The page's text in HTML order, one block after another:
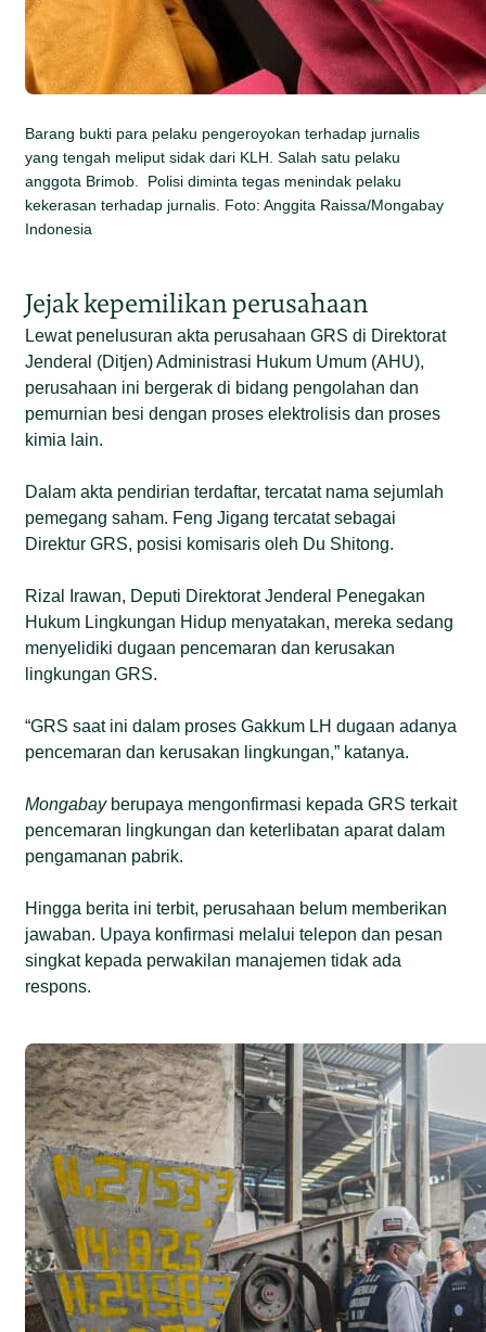
Barang bukti para pelaku pengeroyokan terhadap jurnalis
yang tengah meliput sidak dari KLH. Salah satu pelaku
anggota Brimob. Polisi diminta tegas menindak pelaku
kekerasan terhadap jurnalis. Foto: Anggita Raissa/Mongabay
Indonesia
Jejak kepemilikan perusahaan
Lewat penelusuran akta perusahaan GRS di Direktorat
Jenderal (Ditjen) Administrasi Hukum Umum (AHU),
perusahaan ini bergerak di bidang pengolahan dan
pemurnian besi dengan proses elektrolisis dan proses
kimia lain.
Dalam akta pendirian terdaftar, tercatat nama sejumlah
pemegang saham. Feng Jigang tercatat sebagai
Direktur GRS, posisi komisaris oleh Du Shitong.
Rizal Irawan, Deputi Direktorat Jenderal Penegakan
Hukum Lingkungan Hidup menyatakan, mereka sedang
menyelidiki dugaan pencemaran dan kerusakan
lingkungan GRS.
“GRS saat ini dalam proses Gakkum LH dugaan adanya
pencemaran dan kerusakan lingkungan,” katanya.
Mongabayberupaya mengonfirmasi kepada GRS terkait
pencemaran lingkungan dan keterlibatan aparat dalam
pengamanan pabrik.
Hingga berita ini terbit, perusahaan belum memberikan
jawaban. Upaya konfirmasi melalui telepon dan pesan
singkat kepada perwakilan manajemen tidak ada
respons.